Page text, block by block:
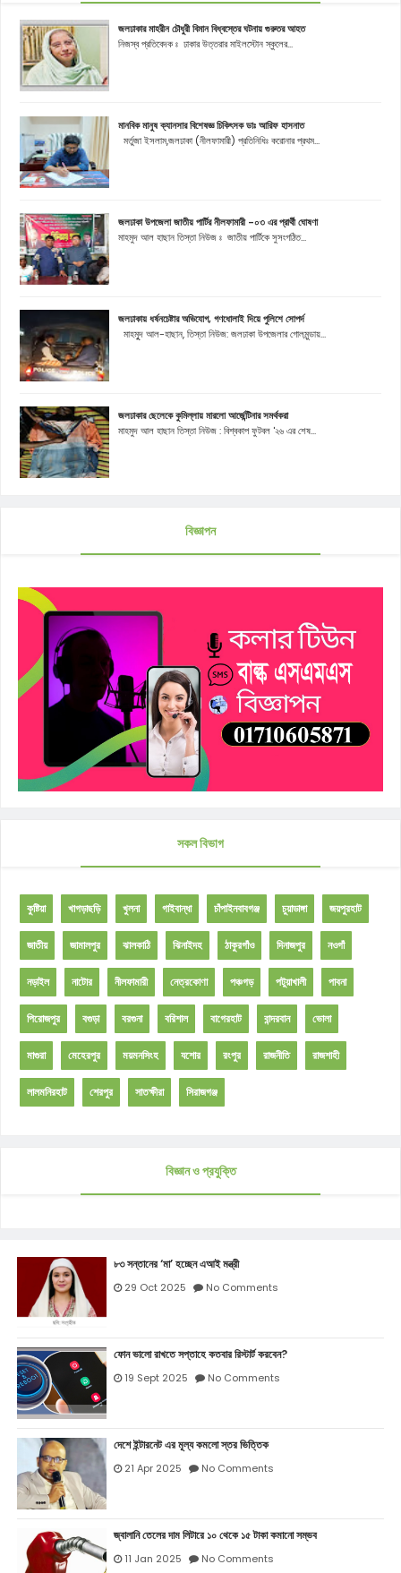
জলঢাকার মাহরীন চৌধুরী বিমান বিধ্বস্তের ঘটনায় গুরুতর আহত
নিজস্ব প্রতিবেদক ঃ ঢাকার উত্তরার মাইলস্টোন স্কুলের...
মানবিক মানুষ ক্যানসার বিশেষজ্ঞ চিকিৎসক ডাঃ আরিফ হাসনাত
মর্তুজা ইসলাম,জলঢাকা (নীলফামারী) প্রতিনিধিঃ করোনার প্রথম...
জলঢাকা উপজেলা জাতীয় পার্টির নীলফামারী -০৩ এর প্রার্থী ঘোষণা
মাহমুদ আল হাছান তিস্তা নিউজ ঃ জাতীয় পার্টিকে সুসংগঠিত...
জলঢাকায় ধর্ষনচেষ্টার অভিযোগ, গণধোলাই দিয়ে পুলিশে সোপর্দ
মাহমুূদ আল-হাছান, তিস্তা নিউজ: জলঢাকা উপজেলার গোলমুন্ডায়...
জলঢাকার ছেলেকে কুমিল্লায় মারলো আর্জেন্টিনার সমর্থকরা
মাহমুদ আল হাছান তিস্তা নিউজ : বিশ্বকাপ ফুটবল '২৬ এর শেষ...
বিজ্ঞাপন
সকল বিভাগ
কুষ্টিয়া খাগড়াছড়ি খুলনা গাইবান্ধা চাঁপাইনবাবগঞ্জ চুয়াডাঙ্গা জয়পুরহাট
জাতীয় জামালপুর ঝালকাঠি ঝিনাইদহ ঠাকুরগাঁও দিনাজপুর নওগাঁ
নড়াইল নাটোর নীলফামারী নেত্রকোণা পঞ্চগড় পটুয়াখালী পাবনা
পিরোজপুর বগুড়া বরগুনা বরিশাল বাগেরহাট বান্দরবান ভোলা
মাগুরা মেহেরপুর ময়মনসিংহ যশোর রংপুর রাজনীতি রাজশাহী
লালমনিরহাট শেরপুর সাতক্ষীরা সিরাজগঞ্জ
বিজ্ঞান ও প্রযুক্তি
৮৩ সন্তানের ‘মা’ হচ্ছেন এআই মন্ত্রী
29 Oct 2025 No Comments
ফোন ভালো রাখতে সপ্তাহে কতবার রিস্টার্ট করবেন?
19 Sept 2025 No Comments
দেশে ইন্টারনেট এর মূল্য কমলো স্তর ভিত্তিক
21 Apr 2025 No Comments
জ্বালানি তেলের দাম লিটারে ১০ থেকে ১৫ টাকা কমানো সম্ভব
11 Jan 2025 No Comments